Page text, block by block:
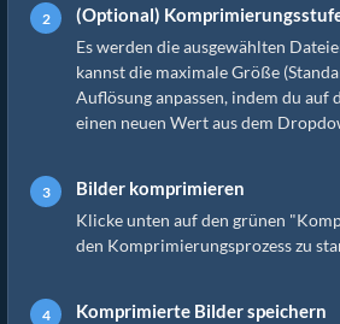
(Optional)
Es werden die ausgewählten
kannst die maximale Größe
Auflösung anpassen, indem du auf
einen neuen Wert aus dem
Bilder komprimieren
Klicke unten auf den grünen
den Komprimierungsprozess zu
Komprimierte Bilder speichern